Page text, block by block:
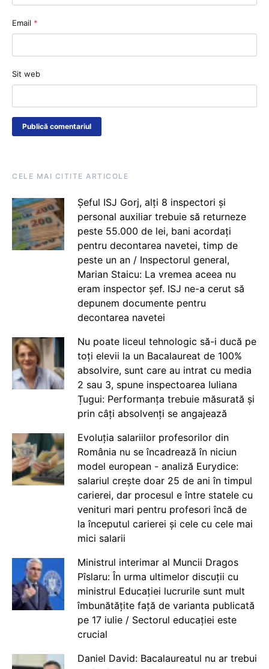
Email *
Sit web
CELE MAI CITITE ARTICOLE
Șeful ISJ Gorj, alți 8 inspectori și
personal auxiliar trebuie să returneze
peste 55.000 de lei, bani acordați
pentru decontarea navetei, timp de
peste un an / Inspectorul general,
Marian Staicu: La vremea aceea nu
eram inspector șef. ISJ ne-a cerut să
depunem documente pentru
decontarea navetei
Nu poate liceul tehnologic să-i ducă pe
toți elevii la un Bacalaureat de 100%
absolvire, sunt care au intrat cu media
2 sau 3, spune inspectoarea Iuliana
Țugui: Performanța trebuie măsurată și
prin câți absolvenți se angajează
Evoluția salariilor profesorilor din
România nu se încadrează în niciun
model european - analiză Eurydice:
salariul crește doar 25 de ani în timpul
carierei, dar procesul e între statele cu
venituri mari pentru profesori încă de
la începutul carierei și cele cu cele mai
mici salarii
Ministrul interimar al Muncii Dragos
Pîslaru: În urma ultimelor discuții cu
ministrul Educației lucrurile sunt mult
îmbunătățite față de varianta publicată
pe 17 iulie / Sectorul educației este
crucial
Daniel David: Bacalaureatul nu ar trebui